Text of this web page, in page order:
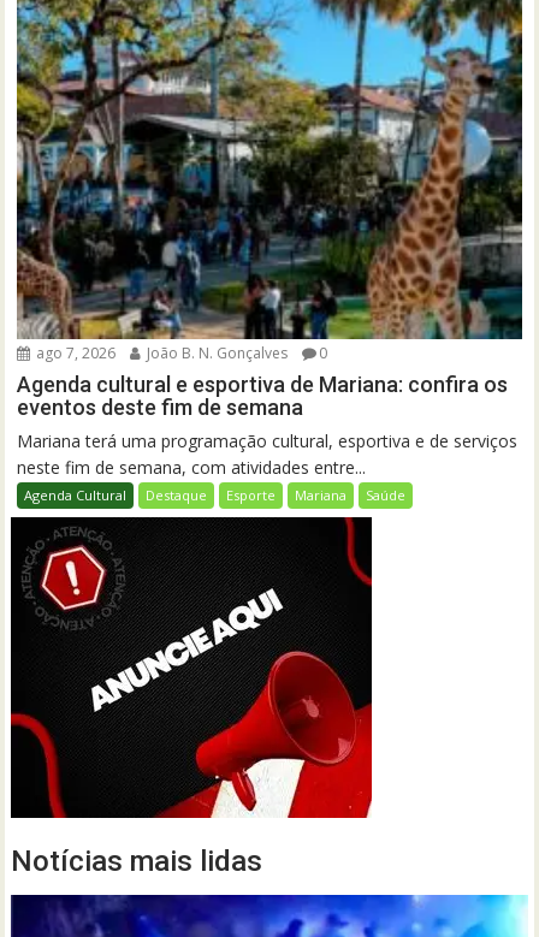
ago 7, 2026 João B. N. Gonçalves 0
Agenda cultural e esportiva de Mariana: confira os
eventos deste fim de semana
Mariana terá uma programação cultural, esportiva e de serviços
neste fim de semana, com atividades entre...
Agenda Cultural Destaque Esporte Mariana Saúde
Notícias mais lidas